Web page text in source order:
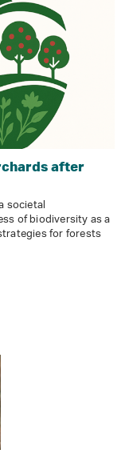
after
societal
of biodiversity as a
for forests